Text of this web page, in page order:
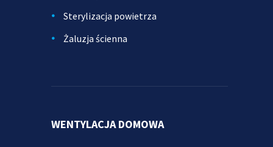
Sterylizacja powietrza
Żaluzja ścienna
WENTYLACJA DOMOWA